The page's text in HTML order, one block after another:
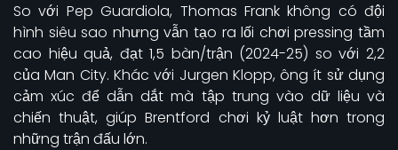
So với Pep Guardiola, Thomas Frank không có đội
hình siêu sao nhưng vẫn tạo ra lối chơi pressing tầm
cao hiệu quả, đạt 1,5 bàn/trận (2024-25) so với 2,2
của Man City. Khác với Jurgen Klopp, ông ít sử dụng
cảm xúc để dẫn dắt mà tập trung vào dữ liệu và
chiến thuật, giúp Brentford chơi kỷ luật hơn trong
những trận đấu lớn.